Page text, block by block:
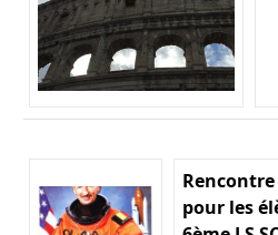
pour les